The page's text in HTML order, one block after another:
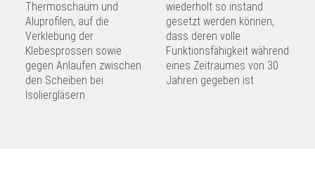
Thermoschaum und
Aluprofilen, auf die
Verklebung der
Klebesprossen sowie
gegen Anlaufen zwischen
den Scheiben bei
Isoliergläsern
wiederholt so instand
gesetzt werden können,
dass deren volle
Funktionsfähigkeit während
eines Zeitraumes von 30
Jahren gegeben ist